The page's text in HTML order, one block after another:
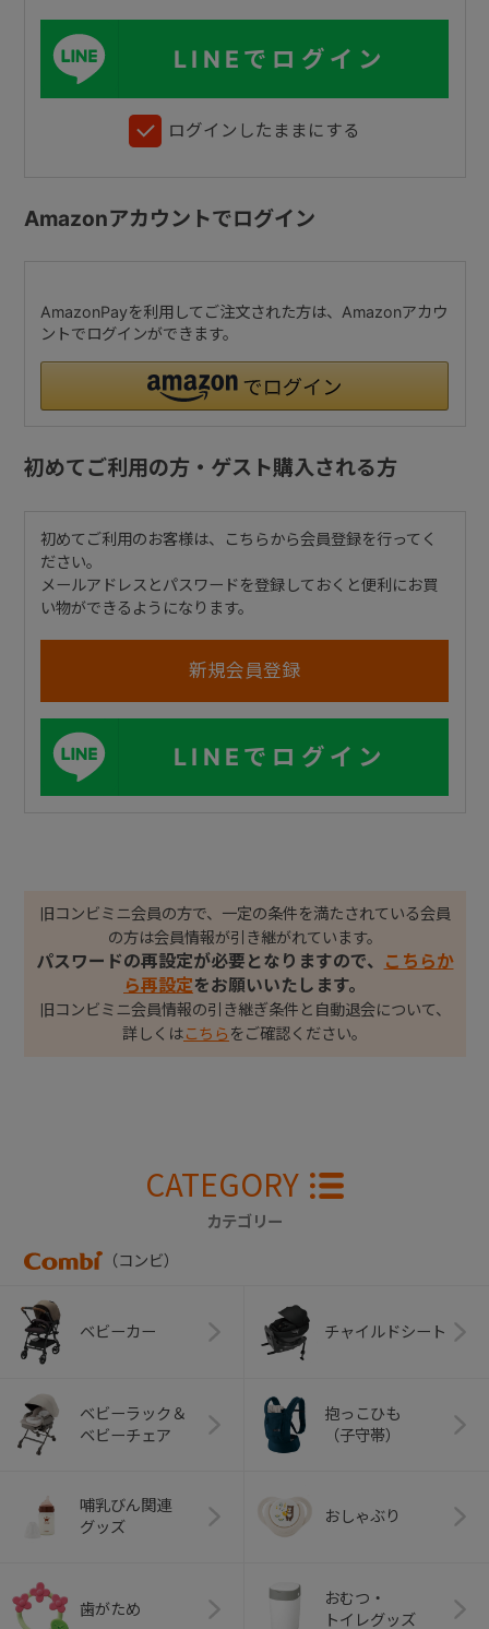
LINEでログイン
ログインしたままにする
Amazonアカウントでログイン
AmazonPayを利用してご注文された方は、Amazonアカウ
ントでログインができます。
初めてご利用の方・ゲスト購入される方
初めてご利用のお客様は、こちらから会員登録を行ってく
ださい。
メールアドレスとパスワードを登録しておくと便利にお買
い物ができるようになります。
LINEでログイン
旧コンビミニ会員の方で、一定の条件を満たされている会員
の方は会員情報が引き継がれています。
パスワードの再設定が必要となりますので、
こちらか
ら再設定をお願いいたします。
旧コンビミニ会員情報の引き継ぎ条件と自動退会について、
詳しくはこちら をご確認ください。
CATEGORY
カテゴリー
（コンビ）
ベビーカー チャイルドシート
ベビーラック＆
ベビーチェア
抱っこひも
（子守帯）
哺乳びん関連
グッズ
おしゃぶり
歯がため
おむつ・
トイレグッズ